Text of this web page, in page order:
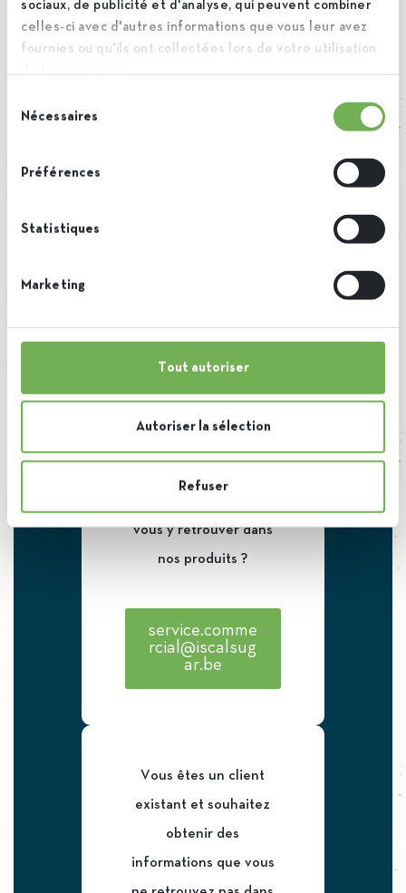
sociaux, de publicité et d'analyse, qui peuvent combiner
celles-ci avec d'autres informations que vous leur avez
fournies ou qu'ils ont collectées lors de votre utilisation
duNécessaires
Préférences
Statistiques
Marketing
Tout autoriser
Autoriser la sélection
Refuser
sur nos produits ?
fiches techniques et
certificats.
vous y retrouver dans
nos produits ?
service.comme
rcial@iscalsug
ar.be
Vous êtes un client
existant et souhaitez
obtenir des
informations que vous